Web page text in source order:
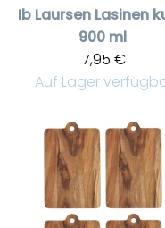
Ib Laursen Lasinen
900 ml
7,95 €
Auf Lager